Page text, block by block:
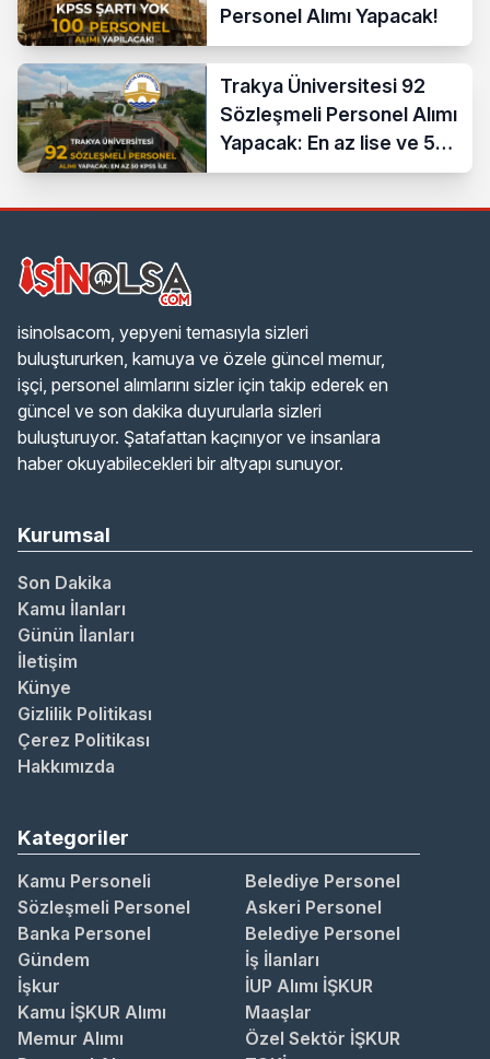
Personel Alımı Yapacak!
Trakya Üniversitesi 92
Sözleşmeli Personel Alımı
Yapacak: En az lise ve 50
KPSS İle
isinolsacom, yepyeni temasıyla sizleri
buluştururken, kamuya ve özele güncel memur,
işçi, personel alımlarını sizler için takip ederek en
güncel ve son dakika duyurularla sizleri
buluşturuyor. Şatafattan kaçınıyor ve insanlara
haber okuyabilecekleri bir altyapı sunuyor.
Kurumsal
Son Dakika
Kamu İlanları
Günün İlanları
İletişim
Künye
Gizlilik Politikası
Çerez Politikası
Hakkımızda
Kategoriler
Kamu Personeli
Belediye Personel
Sözleşmeli Personel
Askeri Personel
Banka Personel
Belediye Personel
Gündem
İş İlanları
İşkur
İUP Alımı İŞKUR
Kamu İŞKUR Alımı
Maaşlar
Memur Alımı
Özel Sektör İŞKUR